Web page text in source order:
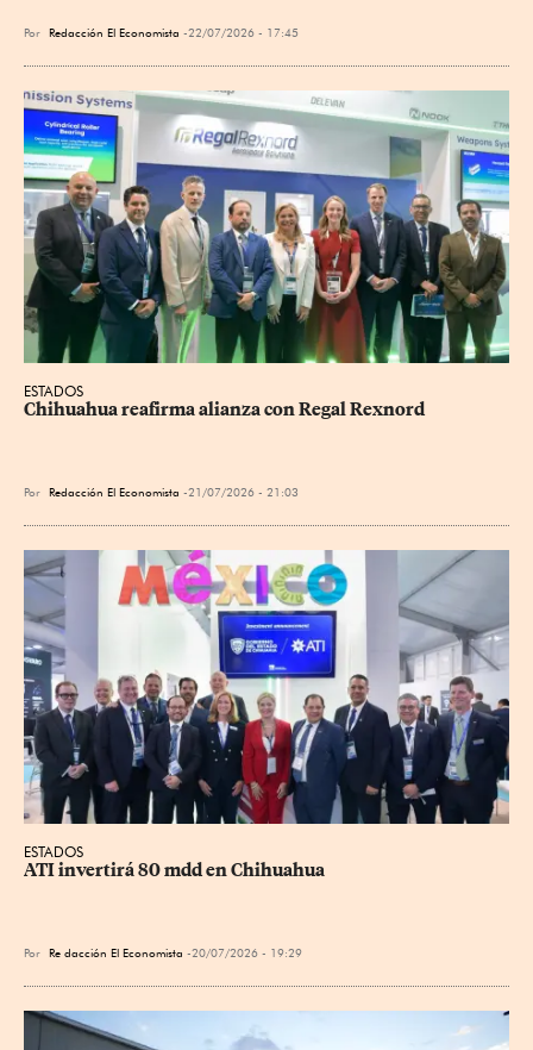
Por Redacción El Economista 22/07/2026 - 17:45
ESTADOS
Chihuahua reafirma alianza con Regal Rexnord
Por Redacción El Economista 21/07/2026 - 21:03
ESTADOS
ATI invertirá 80 mdd en Chihuahua
Por Re dacción El Economista 20/07/2026 - 19:29